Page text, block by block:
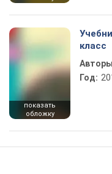
показать
обложку
класс
Год: